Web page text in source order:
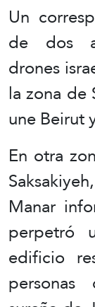
Un
de dos
drones
la zona de
une Beirut
En otra
Manar
perpetró
edificio